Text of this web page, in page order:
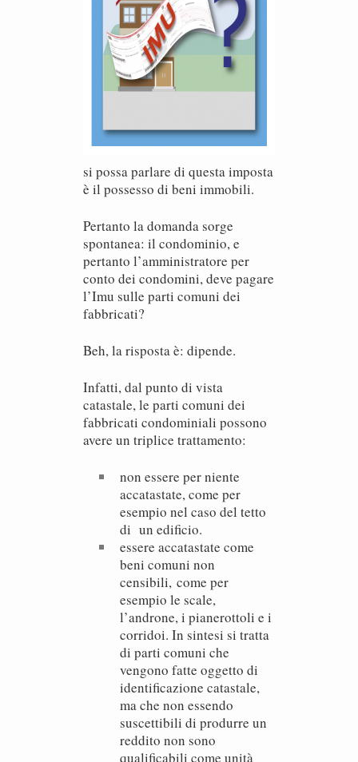
si possa parlare di questa imposta
è il possesso di beni immobili.
Pertanto la domanda sorge
spontanea: il condominio, e
pertanto l’amministratore per
conto dei condomini, deve pagare
l’Imu sulle parti comuni dei
fabbricati?
Beh, la risposta è: dipende.
Infatti, dal punto di vista
catastale, le parti comuni dei
fabbricati condominiali possono
avere un triplice trattamento:
non essere per niente
accatastate, come per
esempio nel caso del tetto
di un edificio.
essere accatastate come
beni comuni non
censibili, come per
esempio le scale,
l’androne, i pianerottoli e i
corridoi. In sintesi si tratta
di parti comuni che
vengono fatte oggetto di
identificazione catastale,
ma che non essendo
suscettibili di produrre un
reddito non sono
qualificabili come unità